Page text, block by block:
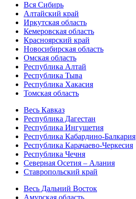
Вся Сибирь
Алтайский край
Иркутская область
Кемеровская область
Красноярский край
Новосибирская область
Омская область
Республика Алтай
Республика Тыва
Республика Хакасия
Томская область
Весь Кавказ
Республика Дагестан
Республика Ингушетия
Республика Кабардино-Балкария
Республика Карачаево-Черкесия
Республика Чечня
Северная Осетия – Алания
Ставропольский край
Весь Дальний Восток
Амурская область